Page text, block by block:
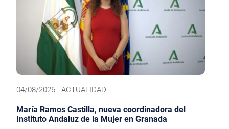
04/08/2026 - ACTUALIDAD
María Ramos Castilla, nueva coordinadora del
Instituto Andaluz de la Mujer en Granada